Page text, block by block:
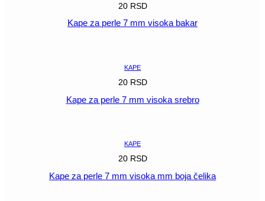
20 RSD
Kape za perle 7 mm visoka bakar
KAPE
20 RSD
Kape za perle 7 mm visoka srebro
KAPE
20 RSD
Kape za perle 7 mm visoka mm boja čelika